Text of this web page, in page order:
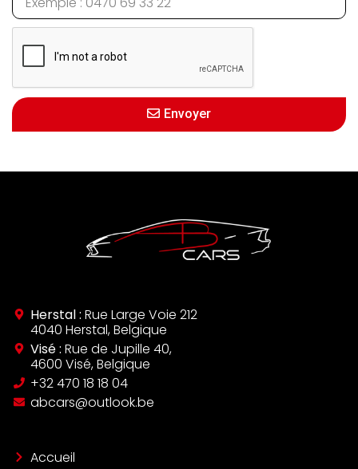
Envoyer
Herstal : Rue Large Voie 212
4040 Herstal, Belgique
Visé : Rue de Jupille 40,
4600 Visé, Belgique
‪+32 470 18 18 04‬
abcars@outlook.be
Accueil